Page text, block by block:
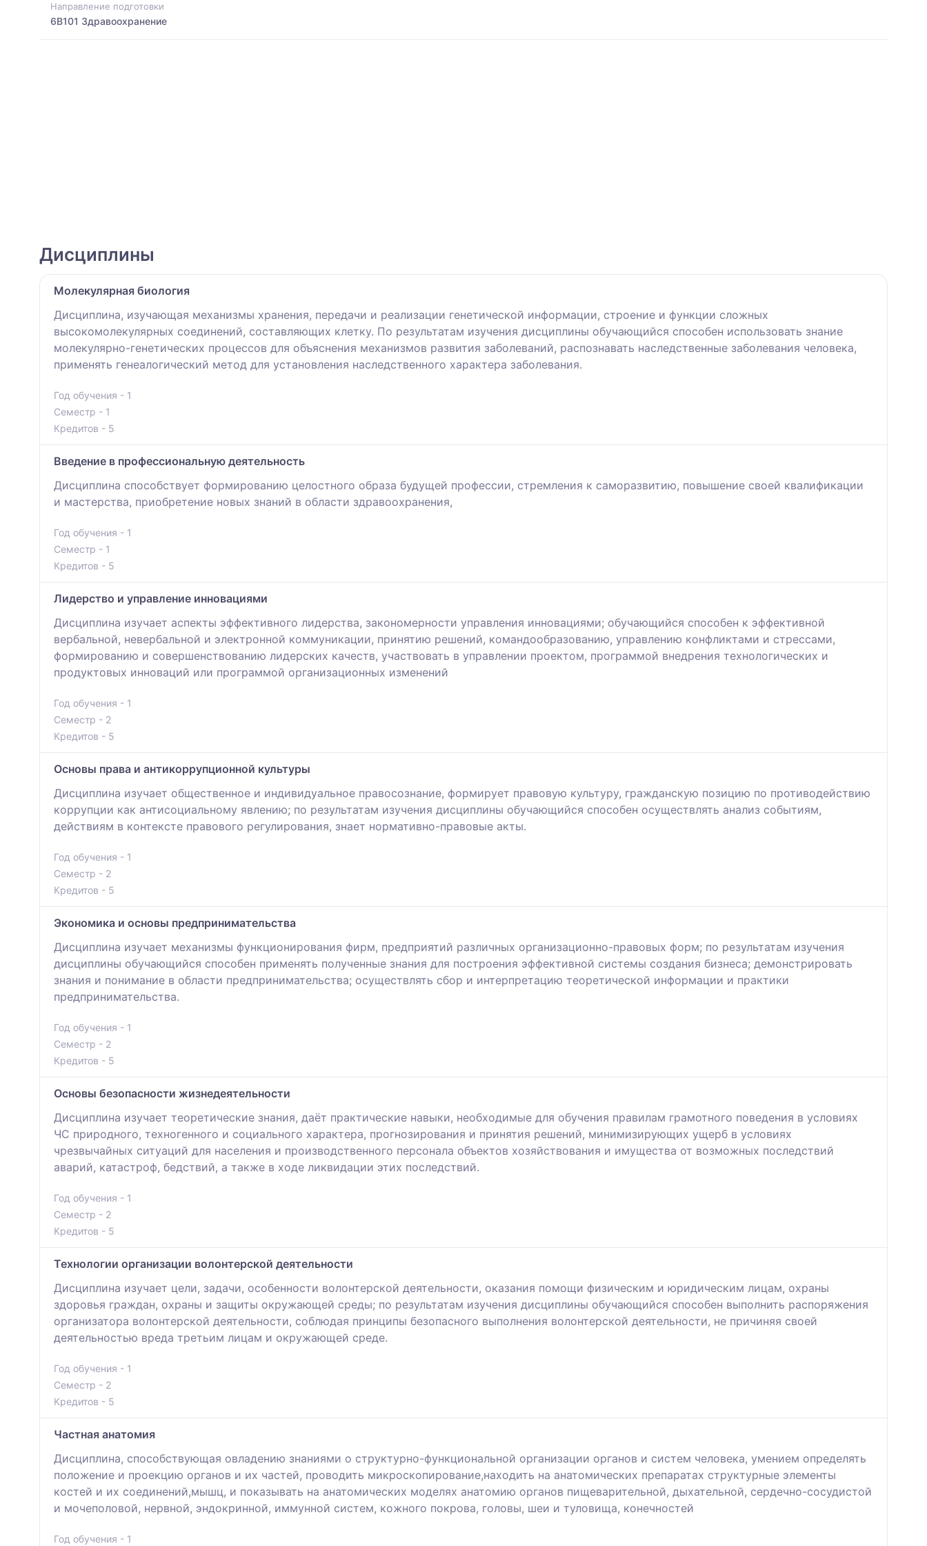
Направление подготовки
6B101 Здравоохранение
Дисциплины
Молекулярная биология
Дисциплина, изучающая механизмы хранения, передачи и реализации генетической информации, строение и функции сложных
высокомолекулярных соединений, составляющих клетку. По результатам изучения дисциплины обучающийся способен использовать знание
молекулярно-генетических процессов для объяснения механизмов развития заболеваний, распознавать наследственные заболевания человека,
применять генеалогический метод для установления наследственного характера заболевания.
Год обучения - 1
Семестр - 1
Кредитов - 5
Введение в профессиональную деятельность
Дисциплина способствует формированию целостного образа будущей профессии, стремления к саморазвитию, повышение своей квалификации
и мастерства, приобретение новых знаний в области здравоохранения,
Год обучения - 1
Семестр - 1
Кредитов - 5
Лидерство и управление инновациями
Дисциплина изучает аспекты эффективного лидерства, закономерности управления инновациями; обучающийся способен к эффективной
вербальной, невербальной и электронной коммуникации, принятию решений, командообразованию, управлению конфликтами и стрессами,
формированию и совершенствованию лидерских качеств, участвовать в управлении проектом, программой внедрения технологических и
продуктовых инноваций или программой организационных изменений
Год обучения - 1
Семестр - 2
Кредитов - 5
Основы правa и антикоррупционной культуры
Дисциплина изучает общественное и индивидуальное правосознание, формирует правовую культуру, гражданскую позицию по противодействию
коррупции как антисоциальному явлению; по результатам изучения дисциплины обучающийся способен осуществлять анализ событиям,
действиям в контексте правового регулирования, знает нормативно-правовые акты.
Год обучения - 1
Семестр - 2
Кредитов - 5
Экономика и основы предпринимательства
Дисциплина изучает механизмы функционирования фирм, предприятий различных организационно-правовых форм; по результатам изучения
дисциплины обучающийся способен применять полученные знания для построения эффективной системы создания бизнеса; демонстрировать
знания и понимание в области предпринимательства; осуществлять сбор и интерпретацию теоретической информации и практики
предпринимательства.
Год обучения - 1
Семестр - 2
Кредитов - 5
Основы безопасности жизнедеятельности
Дисциплина изучает теоретические знания, даёт практические навыки, необходимые для обучения правилам грамотного поведения в условиях
ЧС природного, техногенного и социального характера, прогнозирования и принятия решений, минимизирующих ущерб в условиях
чрезвычайных ситуаций для населения и производственного персонала объектов хозяйствования и имущества от возможных последствий
аварий, катастроф, бедствий, а также в ходе ликвидации этих последствий.
Год обучения - 1
Семестр - 2
Кредитов - 5
Технологии организации волонтерской деятельности
Дисциплина изучает цели, задачи, особенности волонтерской деятельности, оказания помощи физическим и юридическим лицам, охраны
здоровья граждан, охраны и защиты окружающей среды; по результатам изучения дисциплины обучающийся способен выполнить распоряжения
организатора волонтерской деятельности, соблюдая принципы безопасного выполнения волонтерской деятельности, не причиняя своей
деятельностью вреда третьим лицам и окружающей среде.
Год обучения - 1
Семестр - 2
Кредитов - 5
Частная анатомия
Дисциплина, способствующая овладению знаниями о структурно-функциональной организации органов и систем человека, умением определять
положение и проекцию органов и их частей, проводить микроскопирование,находить на анатомических препаратах структурные элементы
костей и их соединений,мышц, и показывать на анатомических моделях анатомию органов пищеварительной, дыхательной, сердечно-сосудистой
и мочеполовой, нервной, эндокринной, иммунной систем, кожного покрова, головы, шеи и туловища, конечностей
Год обучения - 1